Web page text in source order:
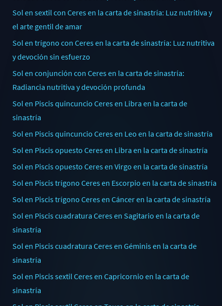
Sol en sextil con Ceres en la carta de sinastría: Luz nutritiva y
el arte gentil de amar
Sol en trígono con Ceres en la carta de sinastría: Luz nutritiva
y devoción sin esfuerzo
Sol en conjunción con Ceres en la carta de sinastría:
Radiancia nutritiva y devoción profunda
Sol en Piscis quincuncio Ceres en Libra en la carta de
sinastría
Sol en Piscis quincuncio Ceres en Leo en la carta de sinastría
Sol en Piscis opuesto Ceres en Libra en la carta de sinastría
Sol en Piscis opuesto Ceres en Virgo en la carta de sinastría
Sol en Piscis trígono Ceres en Escorpio en la carta de sinastría
Sol en Piscis trígono Ceres en Cáncer en la carta de sinastría
Sol en Piscis cuadratura Ceres en Sagitario en la carta de
sinastría
Sol en Piscis cuadratura Ceres en Géminis en la carta de
sinastría
Sol en Piscis sextil Ceres en Capricornio en la carta de
sinastría